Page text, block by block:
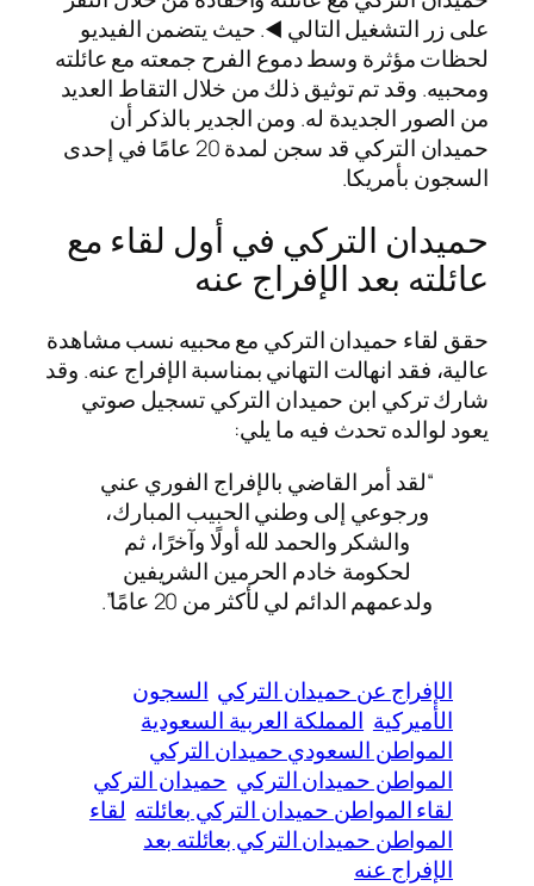
على زر التشغيل التالي ◀️. حيث يتضمن الفيديو
لحظات مؤثرة وسط دموع الفرح جمعته مع عائلته
ومحبيه. وقد تم توثيق ذلك من خلال التقاط العديد
من الصور الجديدة له. ومن الجدير بالذكر أن
حميدان التركي قد سجن لمدة 20 عامًا في إحدى
السجون بأمريكا.
حميدان التركي في أول لقاء مع
عائلته بعد الإفراج عنه
حقق لقاء حميدان التركي مع محبيه نسب مشاهدة
عالية، فقد انهالت التهاني بمناسبة الإفراج عنه. وقد
شارك تركي ابن حميدان التركي تسجيل صوتي
يعود لوالده تحدث فيه ما يلي:
“لقد أمر القاضي بالإفراج الفوري عني
ورجوعي إلى وطني الحبيب المبارك،
والشكر والحمد لله أولًا وآخرًا، ثم
لحكومة خادم الحرمين الشريفين
ولدعمهم الدائم لي لأكثر من 20 عامًا”.
الإفراج عن حميدان التركي السجون
الأميركية المملكة العربية السعودية
المواطن السعودي حميدان التركي
المواطن حميدان التركي حميدان التركي
لقاء المواطن حميدان التركي بعائلته لقاء
المواطن حميدان التركي بعائلته بعد
الإفراج عنه